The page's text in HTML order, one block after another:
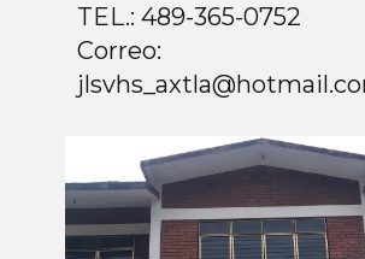
TEL.: 489-365-0752
Correo: